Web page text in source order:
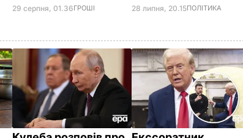
29 серпня, 01.36ГРОШІ 28 липня, 20.15ПОЛІТИКА